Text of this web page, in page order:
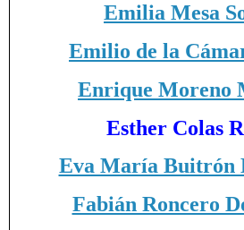
Emilia Mesa
Emilio de la
Enrique Moreno
Esther Colas
Eva María Buitrón
Fabián Roncero